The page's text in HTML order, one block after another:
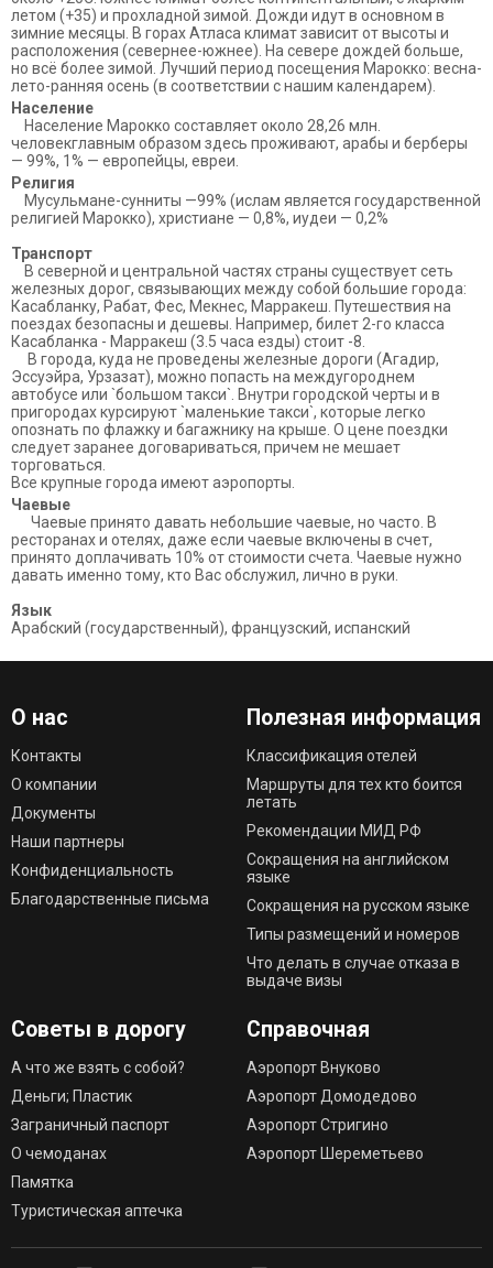
летом (+35) и прохладной зимой. Дожди идут в основном в
зимние месяцы. В горах Атласа климат зависит от высоты и
расположения (севернее-южнее). На севере дождей больше,
но всё более зимой. Лучший период посещения Марокко: весна-
лето-ранняя осень (в соответствии с нашим календарем).
Население
Население Марокко составляет около 28,26 млн.
человекглавным образом здесь проживают, арабы и берберы
— 99%, 1% — европейцы, евреи.
Религия
Мусульмане-сунниты —99% (ислам является государственной
религией Марокко), христиане — 0,8%, иудеи — 0,2%
Транспорт
В северной и центральной частях страны существует сеть
железных дорог, связывающих между собой большие города:
Касабланку, Рабат, Фес, Мекнес, Марракеш. Путешествия на
поездах безопасны и дешевы. Например, билет 2-го класса
Касабланка - Марракеш (3.5 часа езды) стоит -8.
В города, куда не проведены железные дороги (Агадир,
Эссуэйра, Урзазат), можно попасть на междугороднем
автобусе или `большом такси`. Внутри городской черты и в
пригородах курсируют `маленькие такси`, которые легко
опознать по флажку и багажнику на крыше. О цене поездки
следует заранее договариваться, причем не мешает
торговаться.
Все крупные города имеют аэропорты.
Чаевые
Чаевые принято давать небольшие чаевые, но часто. В
ресторанах и отелях, даже если чаевые включены в счет,
принято доплачивать 10% от стоимости счета. Чаевые нужно
давать именно тому, кто Вас обслужил, лично в руки.
Язык
Арабский (государственный), французский, испанский
О нас
Контакты
О компании
Документы
Наши партнеры
Конфиденциальность
Благодарственные письма
Полезная информация
Классификация отелей
Маршруты для тех кто боится
летать
Рекомендации МИД РФ
Сокращения на английском
языке
Сокращения на русском языке
Типы размещений и номеров
Что делать в случае отказа в
выдаче визы
Советы в дорогу
А что же взять с собой?
Деньги; Пластик
Заграничный паспорт
О чемоданах
Памятка
Туристическая аптечка
Справочная
Аэропорт Внуково
Аэропорт Домодедово
Аэропорт Стригино
Аэропорт Шереметьево